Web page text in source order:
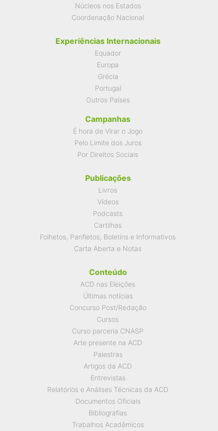
Núcleos nos Estados
Coordenação Nacional
Experiências Internacionais
Equador
Europa
Grécia
Portugal
Outros Países
Campanhas
É hora de Virar o Jogo
Pelo Limite dos Juros
Por Direitos Sociais
Publicações
Livros
Vídeos
Podcasts
Cartilhas
Folhetos, Panfletos, Boletins e Informativos
Carta Aberta e Notas
Conteúdo
ACD nas Eleições
Últimas notícias
Concurso Post/Redação
Cursos
Curso parceria CNASP
Arte presente na ACD
Palestras
Artigos da ACD
Entrevistas
Relatórios e Análises Técnicas da ACD
Documentos Oficiais
Bibliografias
Trabalhos Acadêmicos